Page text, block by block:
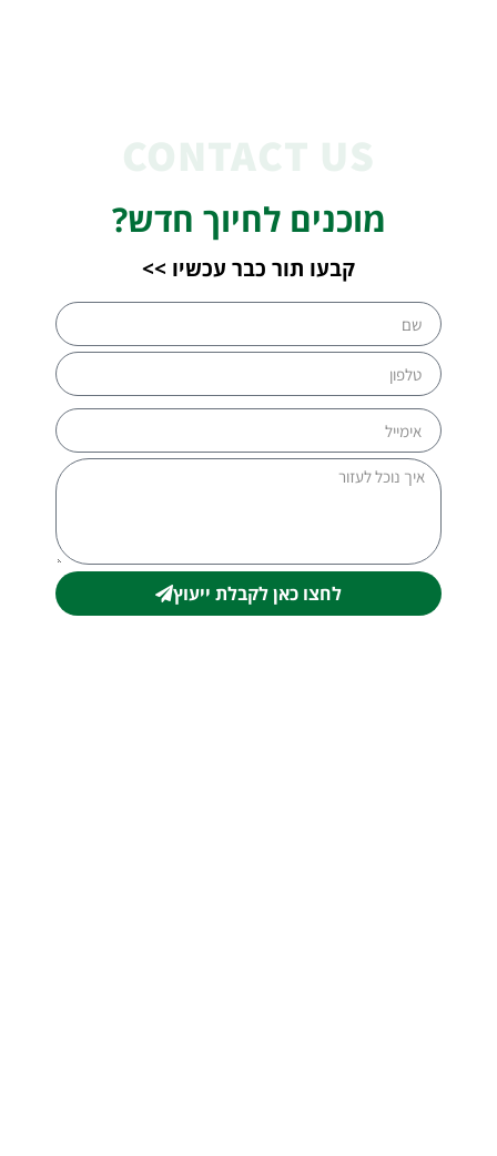
מוכנים לחיוך חדש?
קבעו תור כבר עכשיו >>
לחצו כאן לקבלת ייעוץ